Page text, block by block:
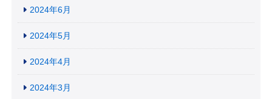
2024年6月
2024年5月
2024年4月
2024年3月